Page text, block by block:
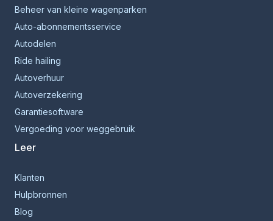
Beheer van kleine wagenparken
Auto-abonnementsservice
Autodelen
Ride hailing
Autoverhuur
Autoverzekering
Garantiesoftware
Vergoeding voor weggebruik
Leer
Klanten
Hulpbronnen
Blog